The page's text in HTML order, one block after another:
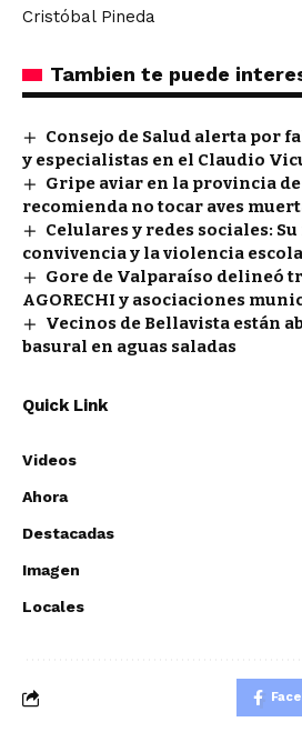
Cristóbal Pineda
Tambien te puede
Consejo de Salud alerta por
y especialistas en el Claudio
Gripe aviar en la provincia
recomienda no tocar aves
Celulares y redes sociales:
convivencia y la violencia
Gore de Valparaíso delineó
AGORECHI y asociaciones
Vecinos de Bellavista están
basural en aguas saladas
Quick Link
Videos
Ahora
Destacadas
Imagen
Locales